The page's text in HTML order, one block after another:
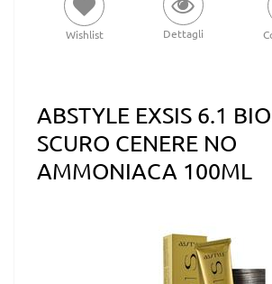
Wishlist Dettagli
ABSTYLE EXSIS 6.1
SCURO CENERE NO
AMMONIACA 100ML